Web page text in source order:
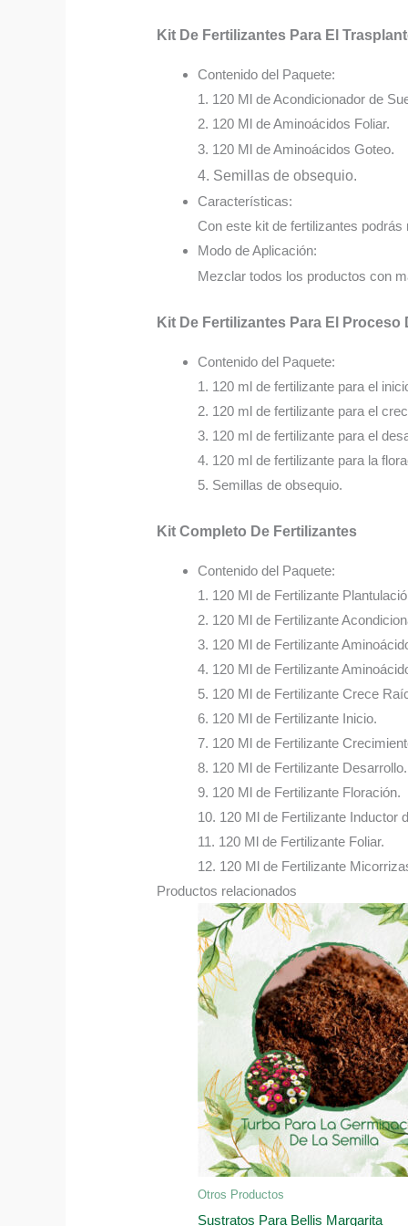
Kit De Fertilizantes Para El
Contenido del Paquete:
1. 120 Ml de Acondicionador de
2. 120 Ml de Aminoácidos Foliar.
3. 120 Ml de Aminoácidos Goteo.
4. Semillas de obsequio.
Características:
Con este kit de fertilizantes
Modo de Aplicación:
Mezclar todos los productos con
Kit De Fertilizantes Para El Proceso
Contenido del Paquete:
1. 120 ml de fertilizante para el
2. 120 ml de fertilizante para el
3. 120 ml de fertilizante para el
4. 120 ml de fertilizante para la
5. Semillas de obsequio.
Kit Completo De Fertilizantes
Contenido del Paquete:
1. 120 Ml de Fertilizante
2. 120 Ml de Fertilizante
3. 120 Ml de Fertilizante
4. 120 Ml de Fertilizante
5. 120 Ml de Fertilizante Crece
6. 120 Ml de Fertilizante Inicio.
7. 120 Ml de Fertilizante
8. 120 Ml de Fertilizante Desarrollo.
9. 120 Ml de Fertilizante Floración.
10. 120 Ml de Fertilizante Inductor
11. 120 Ml de Fertilizante Foliar.
12. 120 Ml de Fertilizante
Productos relacionados
Otros Productos
Sustratos Para Bellis Margarita